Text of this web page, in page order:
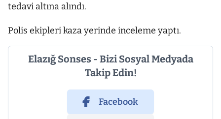
tedavi altına alındı.
Polis ekipleri kaza yerinde inceleme yaptı.
Elazığ Sonses - Bizi Sosyal Medyada
Takip Edin!
Facebook